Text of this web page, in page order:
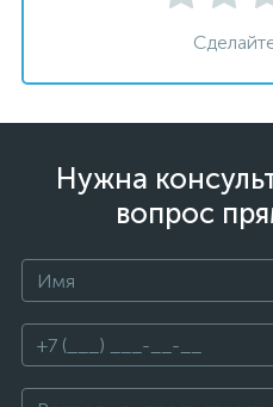
Нужна
вопрос